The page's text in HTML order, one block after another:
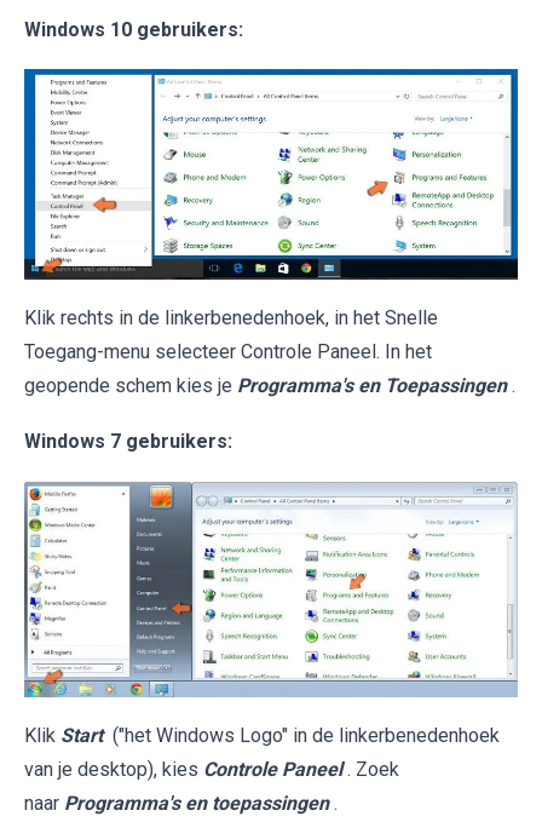
Windows 10 gebruikers:
Klik rechts in de linkerbenedenhoek, in het Snelle
Toegang-menu selecteer Controle Paneel. In het
geopende schem kies je Programma's en Toepassingen .
Windows 7 gebruikers:
Klik Start ("het Windows Logo" in de linkerbenedenhoek
van je desktop), kies Controle Paneel . Zoek
naar Programma's en toepassingen .